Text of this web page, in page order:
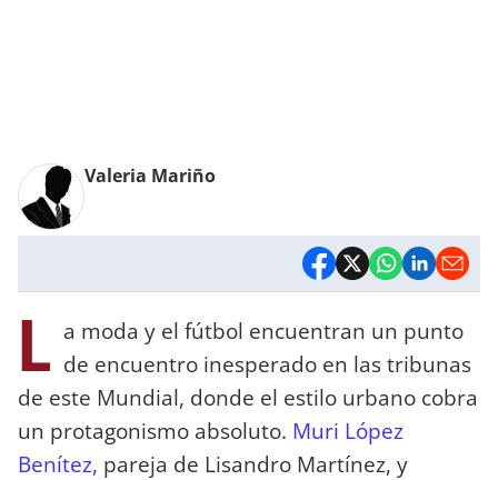
Valeria Mariño
L a moda y el fútbol encuentran un punto
de encuentro inesperado en las tribunas
de este Mundial, donde el estilo urbano cobra
un protagonismo absoluto. Muri López
Benítez, pareja de Lisandro Martínez, y